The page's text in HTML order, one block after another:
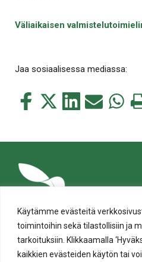
Käytämme evästeitä
toimintoihin sekä tilastollisiin ja
tarkoituksiin. Klikkaamalla
kaikkien evästeiden käytön tai
Väliaikaisen
Jaa sosiaalisessa mediassa:
Jaa
Jaa
Jaa Jaa Jaa